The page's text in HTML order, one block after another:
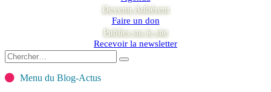
Devenir Adhérent
Faire un don
Publier sur le site
Recevoir la newsletter
Menu du Blog-Actus